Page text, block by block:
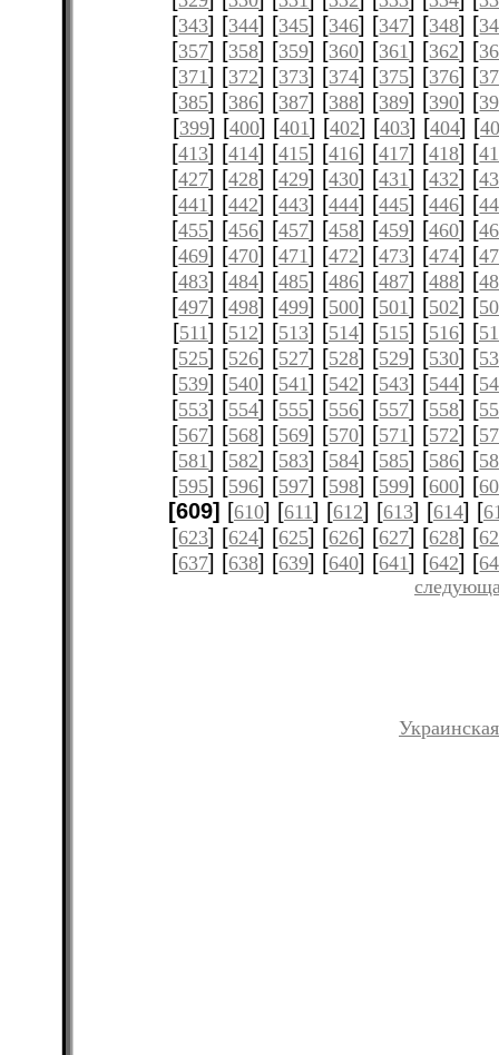
[343] [344] [345] [346] [347] [348] [
[357] [358] [359] [360] [361] [362] [
[371] [372] [373] [374] [375] [376] [
[385] [386] [387] [388] [389] [390] [
[399] [400] [401] [402] [403] [404] [
[413] [414] [415] [416] [417] [418] [
[427] [428] [429] [430] [431] [432] [
[441] [442] [443] [444] [445] [446] [
[455] [456] [457] [458] [459] [460] [
[469] [470] [471] [472] [473] [474] [
[483] [484] [485] [486] [487] [488] [
[497] [498] [499] [500] [501] [502] [
[511] [512] [513] [514] [515] [516] [
[525] [526] [527] [528] [529] [530] [
[539] [540] [541] [542] [543] [544] [
[553] [554] [555] [556] [557] [558] [
[567] [568] [569] [570] [571] [572] [
[581] [582] [583] [584] [585] [586] [
[595] [596] [597] [598] [599] [600] [
[609] [610] [611] [612] [613] [614] [
[623] [624] [625] [626] [627] [628] [
[637] [638] [639] [640] [641] [642] [